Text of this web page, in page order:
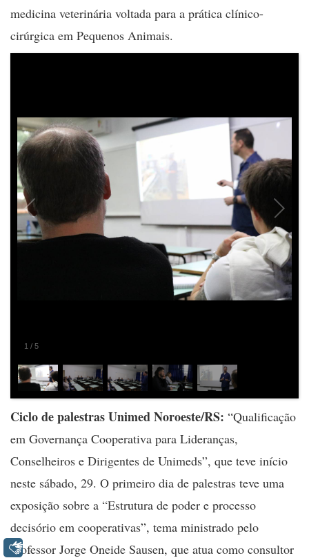
medicina veterinária voltada para a prática clínico-
cirúrgica em Pequenos Animais.
2 / 5
Ciclo de palestras Unimed Noroeste/RS: “Qualificação
em Governança Cooperativa para Lideranças,
Conselheiros e Dirigentes de Unimeds”, que teve início
neste sábado, 29. O primeiro dia de palestras teve uma
exposição sobre a “Estrutura de poder e processo
decisório em cooperativas”, tema ministrado pelo
professor Jorge Oneide Sausen, que atua como consultor
Libras